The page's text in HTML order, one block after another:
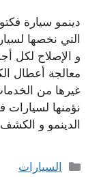
دينمو سيارة
التي نخصها
و الإصلاح لكل
معالجة أعطال
غيرها من
نؤمنها
الدينمو و
التصنيفات
السيارات